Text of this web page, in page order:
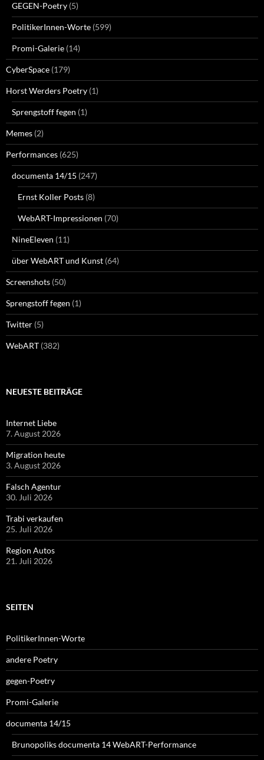
GEGEN-Poetry (5)
PolitikerInnen-Worte (599)
Promi-Galerie (14)
CyberSpace (179)
Horst Werders Poetry (1)
Sprengstoff fegen (1)
Memes (2)
Performances (625)
documenta 14/15 (247)
Ernst Koller Posts (8)
WebART-Impressionen (70)
NineEleven (11)
über WebART und Kunst (64)
Screenshots (50)
Sprengstoff fegen (1)
Twitter (5)
WebART (382)
NEUESTE BEITRÄGE
Internet Liebe
7. August 2026
Migration heute
3. August 2026
Falsch Agentur
30. Juli 2026
Trabi verkaufen
25. Juli 2026
Region Autos
21. Juli 2026
SEITEN
PolitikerInnen-Worte
andere Poetry
gegen-Poetry
Promi-Galerie
documenta 14/15
Brunopoliks documenta 14 WebART-Performance